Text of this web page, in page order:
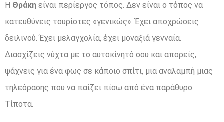
Η Θράκη είναι περίεργος τόπος. Δεν είναι ο τόπος να
κατευθύνεις τουρίστες «γενικώς». Έχει αποχρώσεις
δειλινού. Έχει μελαγχολία, έχει μοναξιά γενναία.
Διασχίζεις νύχτα με το αυτοκίνητό σου και απορείς,
ψάχνεις για ένα φως σε κάποιο σπίτι, μια αναλαμπή μιας
τηλεόρασης που να παίζει πίσω από ένα παράθυρο.
Τίποτα.